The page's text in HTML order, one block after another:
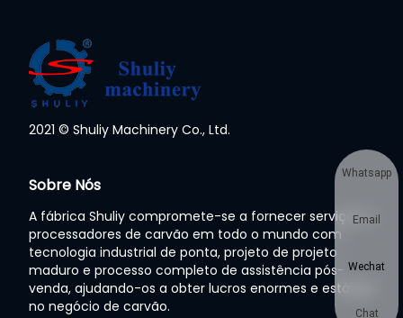
2021 © Shuliy Machinery Co., Ltd.
Sobre Nós
A fábrica Shuliy compromete-se a fornecer serviços a
processadores de carvão em todo o mundo com
tecnologia industrial de ponta, projeto de projeto
maduro e processo completo de assistência pós-
venda, ajudando-os a obter lucros enormes e estáveis
no negócio de carvão.
Whatsapp
Email
Wechat
Chat